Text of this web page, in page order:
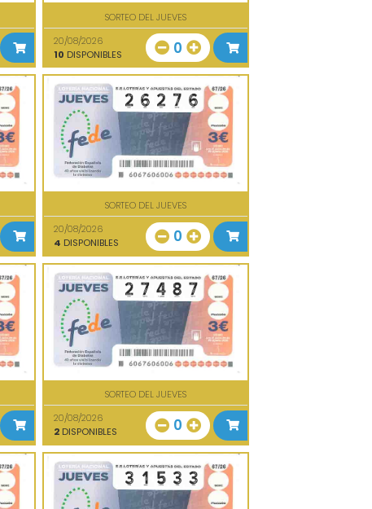
SORTEO DEL JUEVES
20/08/2026
10 DISPONIBLES 0
SORTEO DEL JUEVES
20/08/2026
4 DISPONIBLES 0
SORTEO DEL JUEVES
20/08/2026
2DISPONIBLES 0